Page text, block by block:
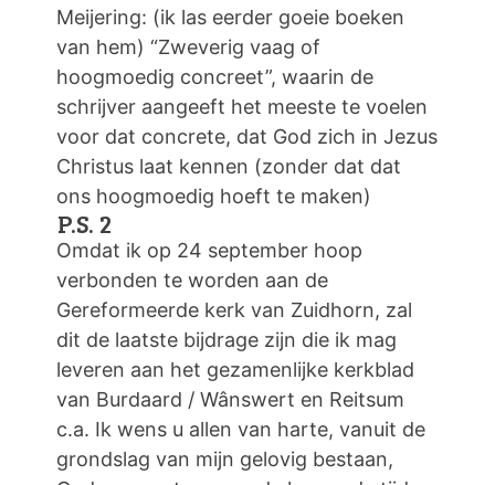
Meijering: (ik las eerder goeie boeken
van hem) “Zweverig vaag of
hoogmoedig concreet”, waarin de
schrijver aangeeft het meeste te voelen
voor dat concrete, dat God zich in Jezus
Christus laat kennen (zonder dat dat
ons hoogmoedig hoeft te maken)
P.S. 2
Omdat ik op 24 september hoop
verbonden te worden aan de
Gereformeerde kerk van Zuidhorn, zal
dit de laatste bijdrage zijn die ik mag
leveren aan het gezamenlijke kerkblad
van Burdaard / Wânswert en Reitsum
c.a. Ik wens u allen van harte, vanuit de
grondslag van mijn gelovig bestaan,